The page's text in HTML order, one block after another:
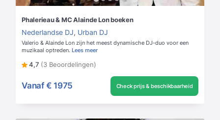
Phalerieau & MC Alainde Lon boeken
Nederlandse DJ, Urban DJ
Valerio & Alainde Lon zijn het meest dynamische DJ-duo voor een
muzikaal optreden. Lees meer
4,7 (3 Beoordelingen)
Vanaf € 1975 Check prijs & beschikbaarheid